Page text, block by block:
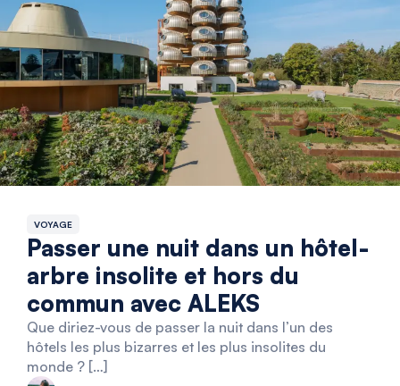
VOYAGE
Passer une nuit dans un hôtel-
arbre insolite et hors du
commun avec ALEKS
Que diriez-vous de passer la nuit dans l’un des
hôtels les plus bizarres et les plus insolites du
monde ? […]